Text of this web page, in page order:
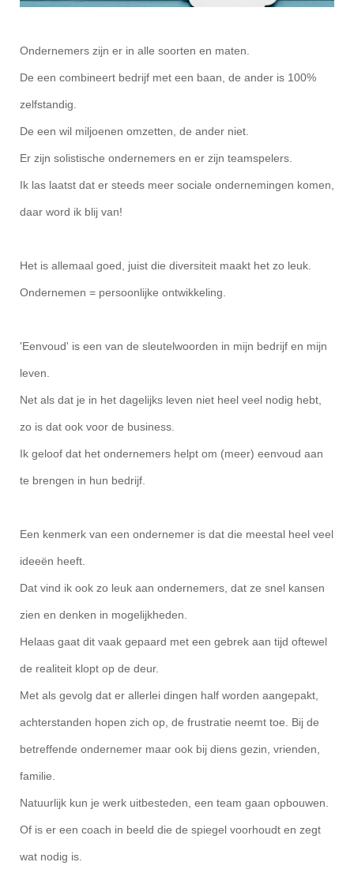
Ondernemers zijn er in alle soorten en maten.
De een combineert bedrijf met een baan, de ander is 100%
zelfstandig.
De een wil miljoenen omzetten, de ander niet.
Er zijn solistische ondernemers en er zijn teamspelers.
Ik las laatst dat er steeds meer sociale ondernemingen komen,
daar word ik blij van!
Het is allemaal goed, juist die diversiteit maakt het zo leuk.
Ondernemen = persoonlijke ontwikkeling.
'Eenvoud' is een van de sleutelwoorden in mijn bedrijf en mijn
leven.
Net als dat je in het dagelijks leven niet heel veel nodig hebt,
zo is dat ook voor de business.
Ik geloof dat het ondernemers helpt om (meer) eenvoud aan
te brengen in hun bedrijf.
Een kenmerk van een ondernemer is dat die meestal heel veel
ideeën heeft.
Dat vind ik ook zo leuk aan ondernemers, dat ze snel kansen
zien en denken in mogelijkheden.
Helaas gaat dit vaak gepaard met een gebrek aan tijd oftewel
de realiteit klopt op de deur.
Met als gevolg dat er allerlei dingen half worden aangepakt,
achterstanden hopen zich op, de frustratie neemt toe. Bij de
betreffende ondernemer maar ook bij diens gezin, vrienden,
familie.
Natuurlijk kun je werk uitbesteden, een team gaan opbouwen.
Of is er een coach in beeld die de spiegel voorhoudt en zegt
wat nodig is.